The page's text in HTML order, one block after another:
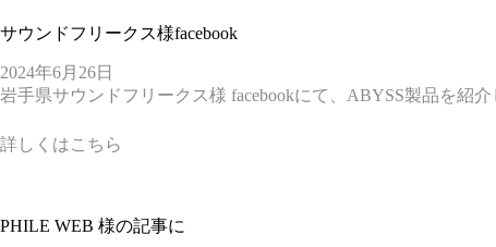
サウンドフリークス様facebook
2024年6月26日
岩手県サウンドフリークス様 facebookにて、ABYSS製品を紹
詳しくはこちら
PHILE WEB 様の記事に